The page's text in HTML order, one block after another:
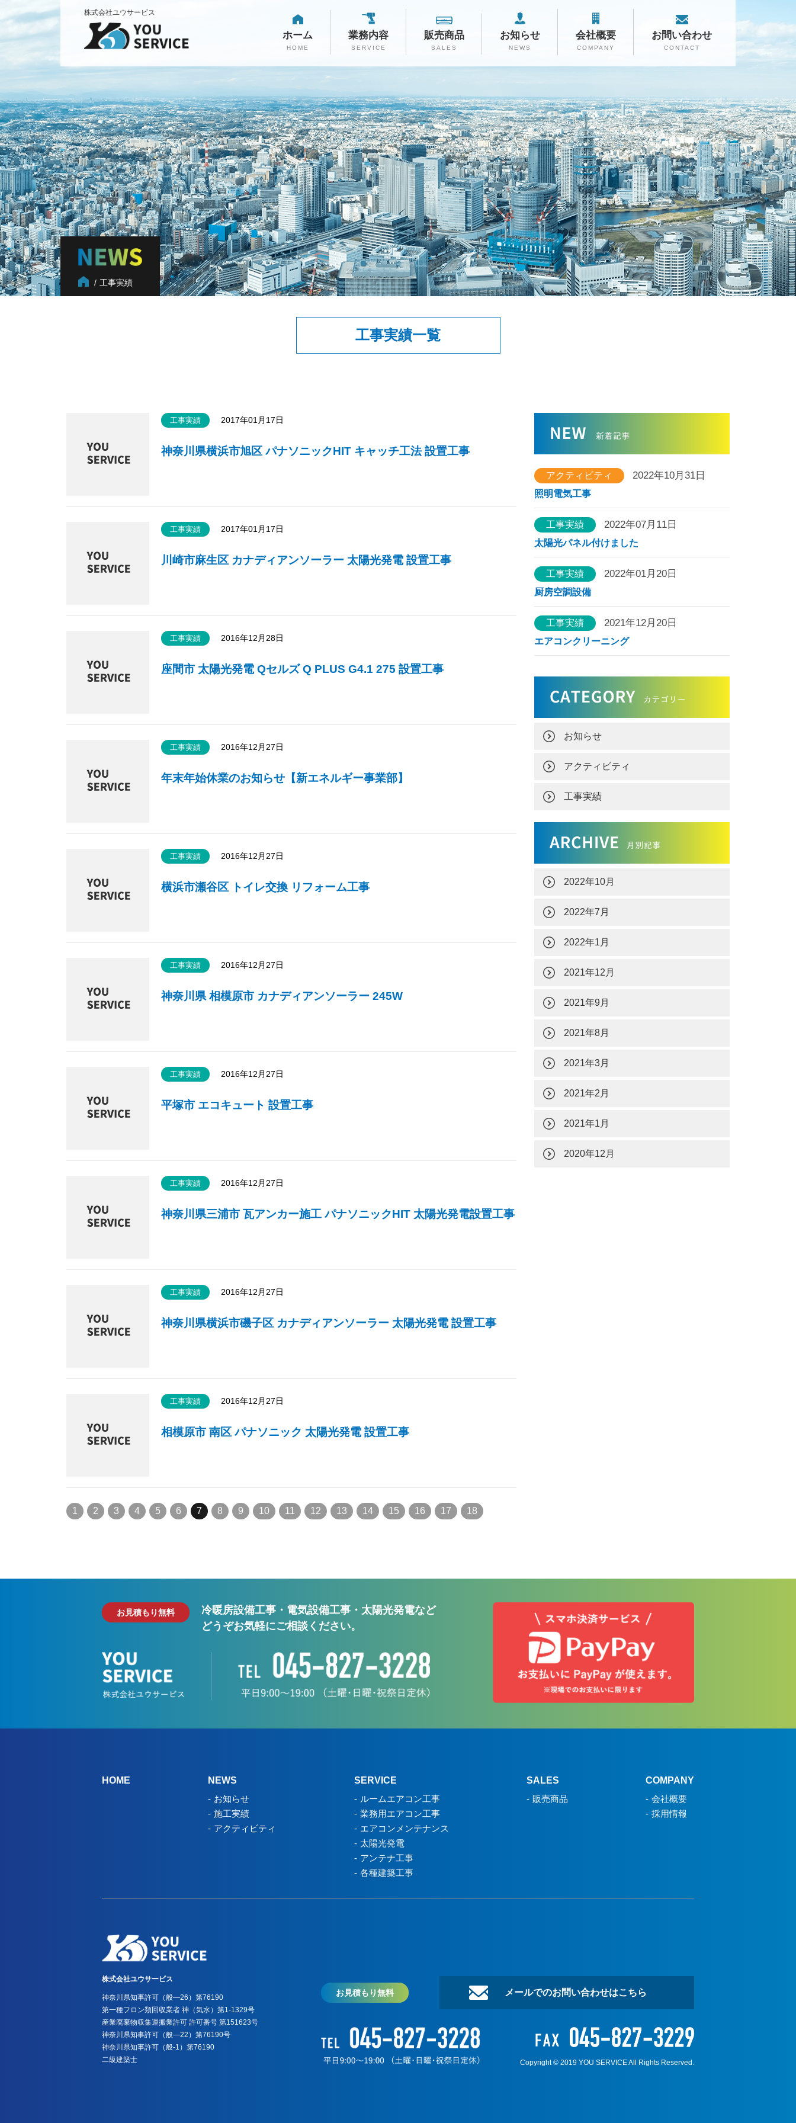
株式会社ユウサービス
ホーム
HOME
業務内容
SERVICE
販売商品
SALES
お知らせ
NEWS
会社概要
COMPANY
お問い合わせ
CONTACT
工事実績
工事実績一覧
工事実績 2017年01月17日
神奈川県横浜市旭区 パナソニックHIT キャッチ工法 設置工事
工事実績 2017年01月17日
川崎市麻生区 カナディアンソーラー 太陽光発電 設置工事
工事実績 2016年12月28日
座間市 太陽光発電 Qセルズ Q PLUS G4.1 275 設置工事
工事実績 2016年12月27日
年末年始休業のお知らせ【新エネルギー事業部】
工事実績 2016年12月27日
横浜市瀬谷区 トイレ交換 リフォーム工事
工事実績 2016年12月27日
神奈川県 相模原市 カナディアンソーラー 245W
工事実績 2016年12月27日
平塚市 エコキュート 設置工事
工事実績 2016年12月27日
神奈川県三浦市 瓦アンカー施工 パナソニックHIT 太陽光発電設置工事
工事実績 2016年12月27日
神奈川県横浜市磯子区 カナディアンソーラー 太陽光発電 設置工事
工事実績 2016年12月27日
相模原市 南区 パナソニック 太陽光発電 設置工事
1 2 3 4 5 6 7 8 9 10 11 12 13 14 15 16 17 18
アクティビティ 2022年10月31日
照明電気工事
工事実績 2022年07月11日
太陽光パネル付けました
工事実績 2022年01月20日
厨房空調設備
工事実績 2021年12月20日
エアコンクリーニング
お知らせ
アクティビティ
工事実績
2022年10月
2022年7月
2022年1月
2021年12月
2021年9月
2021年8月
2021年3月
2021年2月
2021年1月
2020年12月
お見積もり無料
冷暖房設備工事・電気設備工事・太陽光発電など
どうぞお気軽にご相談ください。
HOME
NEWS
お知らせ
施工実績
アクティビティ
SERVICE
ルームエアコン工事
業務用エアコン工事
エアコンメンテナンス
太陽光発電
アンテナ工事
各種建築工事
SALES
販売商品
COMPANY
会社概要
採用情報
株式会社ユウサービス
神奈川県知事許可（般―26）第76190
第一種フロン類回収業者 神（気水）第1-1329号
産業廃棄物収集運搬業許可 許可番号 第151623号
神奈川県知事許可（般―22）第76190号
神奈川県知事許可（般-1）第76190
二級建築士
お見積もり無料 メールでのお問い合わせはこちら
Copyright © 2019 YOU SERVICE All Rights Reserved.